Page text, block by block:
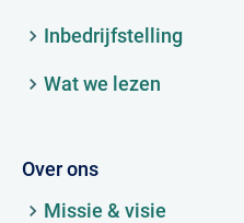
Inbedrijfstelling
Wat we lezen
Over ons
Missie & visie